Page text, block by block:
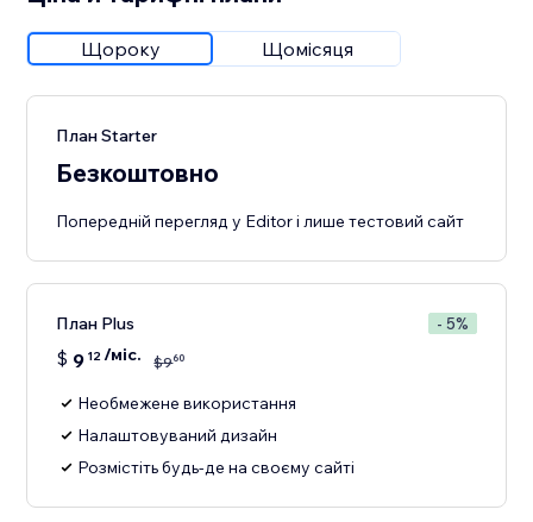
Щороку Щомісяця
План Starter
Безкоштовно
Попередній перегляд у Editor і лише тестовий сайт
План Plus - 5%
$ 9 12/міс. $960
Необмежене використання
Налаштовуваний дизайн
Розмістіть будь-де на своєму сайті